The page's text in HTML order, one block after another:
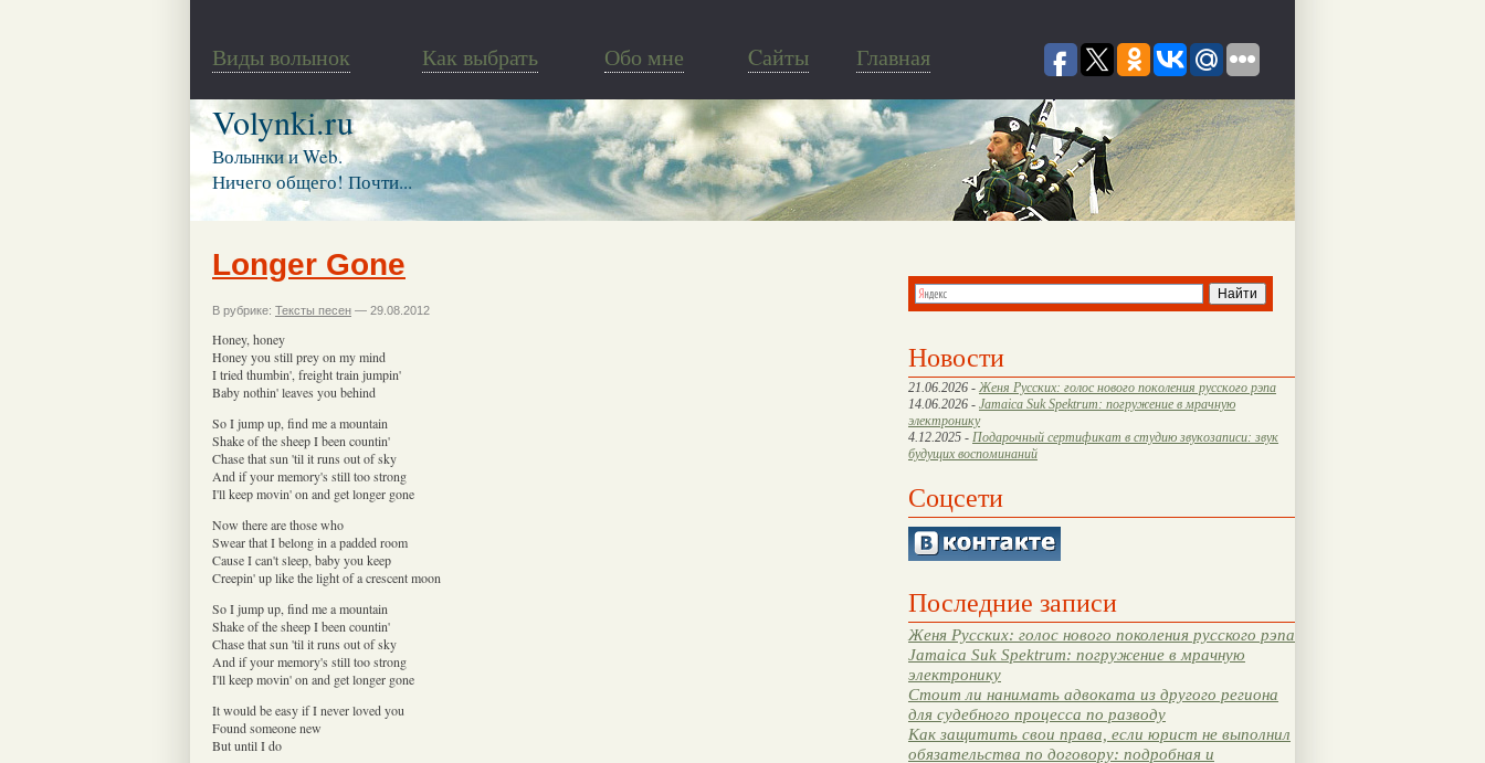
Виды волынок Как выбрать Обо мне Cайты Главная
Volynki.ru
Волынки и Web.
Ничего общего! Почти...
Новости
21.06.2026 - Женя Русских: голос нового поколения русского рэпа
14.06.2026 - Jamaica Suk Spektrum: погружение в мрачную
электронику
4.12.2025 - Подарочный сертификат в студию звукозаписи: звук
будущих воспоминаний
Соцсети
Последние записи
Женя Русских: голос нового поколения русского рэпа
Jamaica Suk Spektrum: погружение в мрачную
электронику
Стоит ли нанимать адвоката из другого региона
для судебного процесса по разводу
Как защитить свои права, если юрист не выполнил
обязательства по договору: подробная и
Longer Gone
В рубрике: Тексты песен — 29.08.2012
Honey, honey
Honey you still prey on my mind
I tried thumbin', freight train jumpin'
Baby nothin' leaves you behind
So I jump up, find me a mountain
Shake of the sheep I been countin'
Chase that sun 'til it runs out of sky
And if your memory's still too strong
I'll keep movin' on and get longer gone
Now there are those who
Swear that I belong in a padded room
Cause I can't sleep, baby you keep
Creepin' up like the light of a crescent moon
So I jump up, find me a mountain
Shake of the sheep I been countin'
Chase that sun 'til it runs out of sky
And if your memory's still too strong
I'll keep movin' on and get longer gone
It would be easy if I never loved you
Found someone new
But until I do